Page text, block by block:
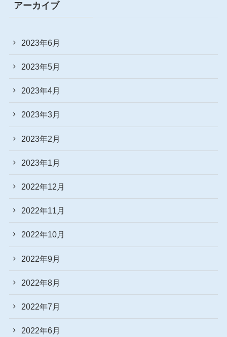
アーカイブ
2023年6月
2023年5月
2023年4月
2023年3月
2023年2月
2023年1月
2022年12月
2022年11月
2022年10月
2022年9月
2022年8月
2022年7月
2022年6月